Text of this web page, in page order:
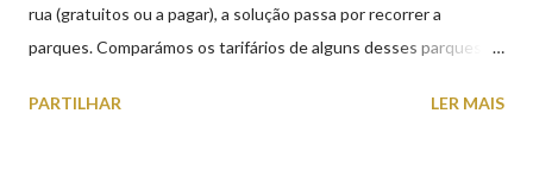
rua (gratuitos ou a pagar), a solução passa por recorrer a
parques. Comparámos os tarifários de alguns desses parques de
subterrâneos) perto do centro da cidade (entenda-se por
PARTILHAR LER MAIS